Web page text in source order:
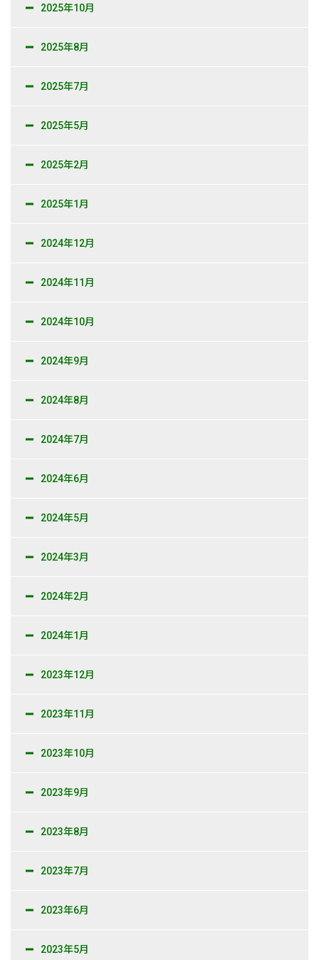
2025年10月
2025年8月
2025年7月
2025年5月
2025年2月
2025年1月
2024年12月
2024年11月
2024年10月
2024年9月
2024年8月
2024年7月
2024年6月
2024年5月
2024年3月
2024年2月
2024年1月
2023年12月
2023年11月
2023年10月
2023年9月
2023年8月
2023年7月
2023年6月
2023年5月